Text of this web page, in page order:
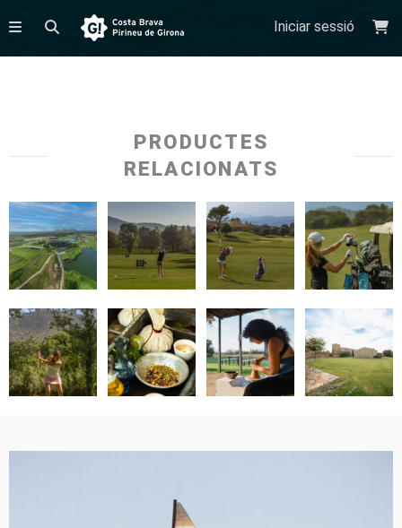
Iniciar sessió
PRODUCTES
RELACIONATS